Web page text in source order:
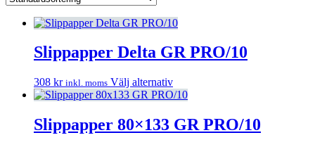
Slippapper Delta GR PRO/10
308 kr inkl. moms Välj alternativDen
här
har
flera
Slippapper 80×133 GR PRO/10